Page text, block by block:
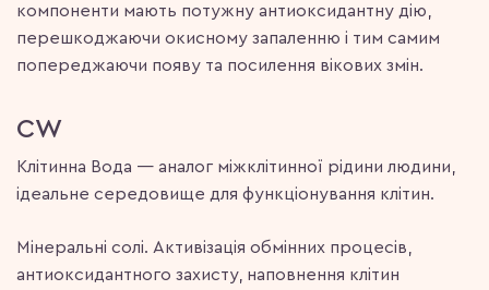
компоненти мають потужну антиоксидантну дію,
перешкоджаючи окисному запаленню і тим самим
попереджаючи появу та посилення вікових змін.
CW
Клітинна Вода — аналог міжклітинної рідини людини,
ідеальне середовище для функціонування клітин.
Мінеральні солі. Активізація обмінних процесів,
антиоксидантного захисту, наповнення клітин